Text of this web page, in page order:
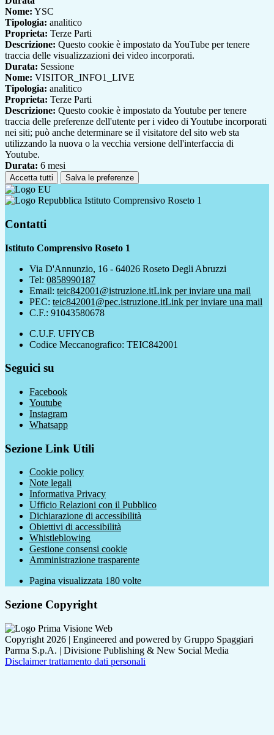
Nome: YSC
Tipologia: analitico
Proprieta: Terze Parti
Descrizione: Questo cookie è impostato da YouTube per tenere
traccia delle visualizzazioni dei video incorporati.
Durata: Sessione
Nome: VISITOR_INFO1_LIVE
Tipologia: analitico
Proprieta: Terze Parti
Descrizione: Questo cookie è impostato da Youtube per tenere
traccia delle preferenze dell'utente per i video di Youtube incorporati
nei siti; può anche determinare se il visitatore del sito web sta
utilizzando la nuova o la vecchia versione dell'interfaccia di
Youtube.
Durata: 6 mesi
Accetta tutti Salva le preferenze
Istituto Comprensivo Roseto 1
Contatti
Istituto Comprensivo Roseto 1
Via D'Annunzio, 16 - 64026 Roseto Degli Abruzzi
Tel: 0858990187
Email: teic842001@istruzione.itLink per inviare una mail
PEC: teic842001@pec.istruzione.itLink per inviare una mail
C.F.: 91043580678
C.U.F. UFIYCB
Codice Meccanografico: TEIC842001
Seguici su
Facebook
Youtube
Instagram
Whatsapp
Sezione Link Utili
Cookie policy
Note legali
Informativa Privacy
Ufficio Relazioni con il Pubblico
Dichiarazione di accessibilità
Obiettivi di accessibilità
Whistleblowing
Gestione consensi cookie
Amministrazione trasparente
Pagina visualizzata 180 volte
Sezione Copyright
Copyright 2026 | Engineered and powered by Gruppo Spaggiari
Parma S.p.A. | Divisione Publishing & New Social Media
Disclaimer trattamento dati personali